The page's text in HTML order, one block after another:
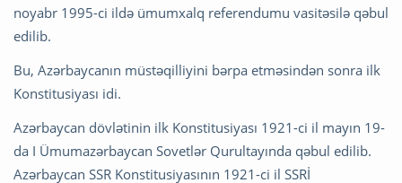
noyabr 1995-ci ildə ümumxalq referendumu vasitəsilə qəbul
edilib.
Bu, Azərbaycanın müstəqilliyini bərpa etməsindən sonra ilk
Konstitusiyası idi.
Azərbaycan dövlətinin ilk Konstitusiyası 1921-ci il mayın 19-
da I Ümumazərbaycan Sovetlər Qurultayında qəbul edilib.
Azərbaycan SSR Konstitusiyasının 1921-ci il SSRİ